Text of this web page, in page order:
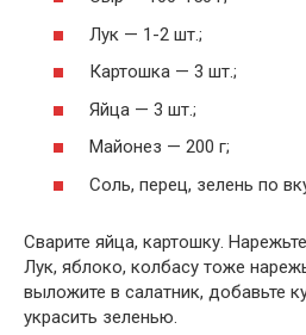
Лук — 1-2 шт.;
Картошка — 3 шт.;
Яйца — 3 шт.;
Майонез — 200 г;
Соль, перец, зелень по
Сварите яйца, картошку.
Лук, яблоко, колбасу тоже
выложите в салатник, добавьте
украсить зеленью.